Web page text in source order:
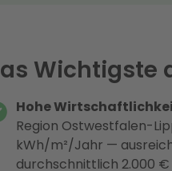
Wichtigste
Hohe
Region Ostwestfalen-
kWh/m²/Jahr —
durchschnittlich 2.000